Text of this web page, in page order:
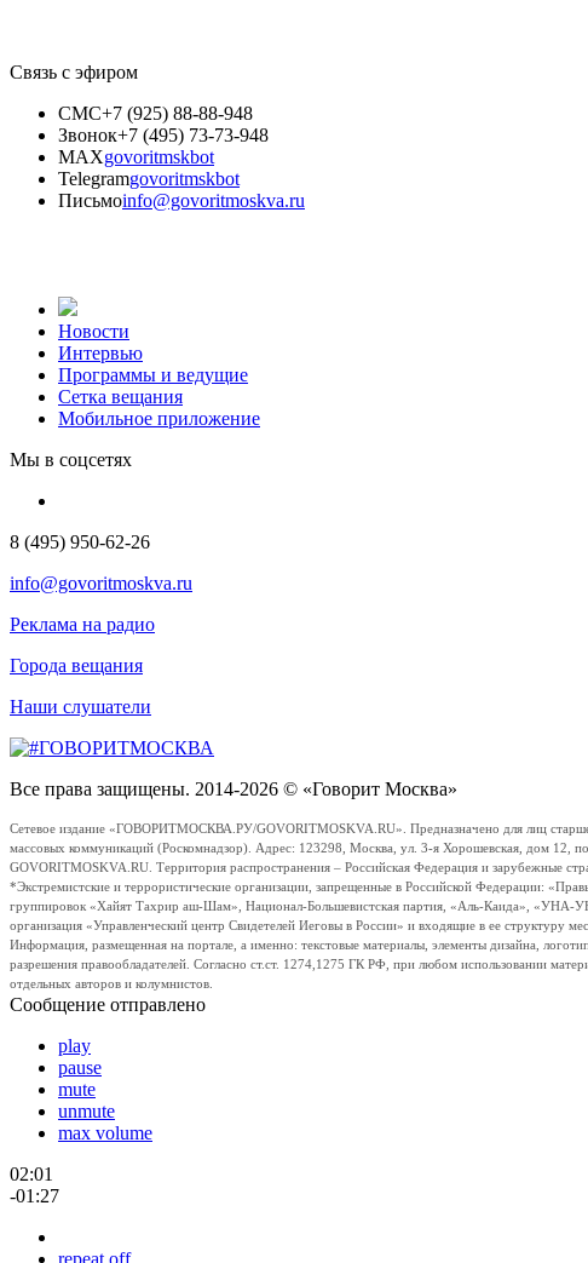
Связь с эфиром
СМС+7 (925) 88-88-948
Звонок+7 (495) 73-73-948
MAXgovoritmskbot
Telegramgovoritmskbot
Письмоinfo@govoritmoskva.ru
Новости
Интервью
Программы и ведущие
Сетка вещания
Мобильное приложение
Мы в соцсетях
8 (495) 950-62-26
info@govoritmoskva.ru
Реклама на радио
Города вещания
Наши слушатели
Все права защищены. 2014-2026 © «Говорит Москва»
Сетевое издание «ГОВОРИТМОСКВА.РУ/GOVORITMOSKVA.RU». Предназначено для лиц
массовых коммуникаций (Роскомнадзор). Адрес: 123298, Москва, ул. 3-я Хорошевская, дом
GOVORITMOSKVA.RU. Территория распространения – Российская Федерация и зарубежные
*Экстремистские и террористические организации, запрещенные в Российской Федерации:
группировок «Хайят Тахрир аш-Шам», Национал-Большевистская партия, «Аль-Каида», «УНА-
организация «Управленческий центр Свидетелей Иеговы в России» и входящие в ее структуру
Информация, размещенная на портале, а именно: текстовые материалы, элементы дизайна,
разрешения правообладателей. Согласно ст.ст. 1274,1275 ГК РФ, при любом использовании
отдельных авторов и колумнистов.
Сообщение отправлено
play
pause
mute
unmute
max volume
02:01
-01:27
repeat off